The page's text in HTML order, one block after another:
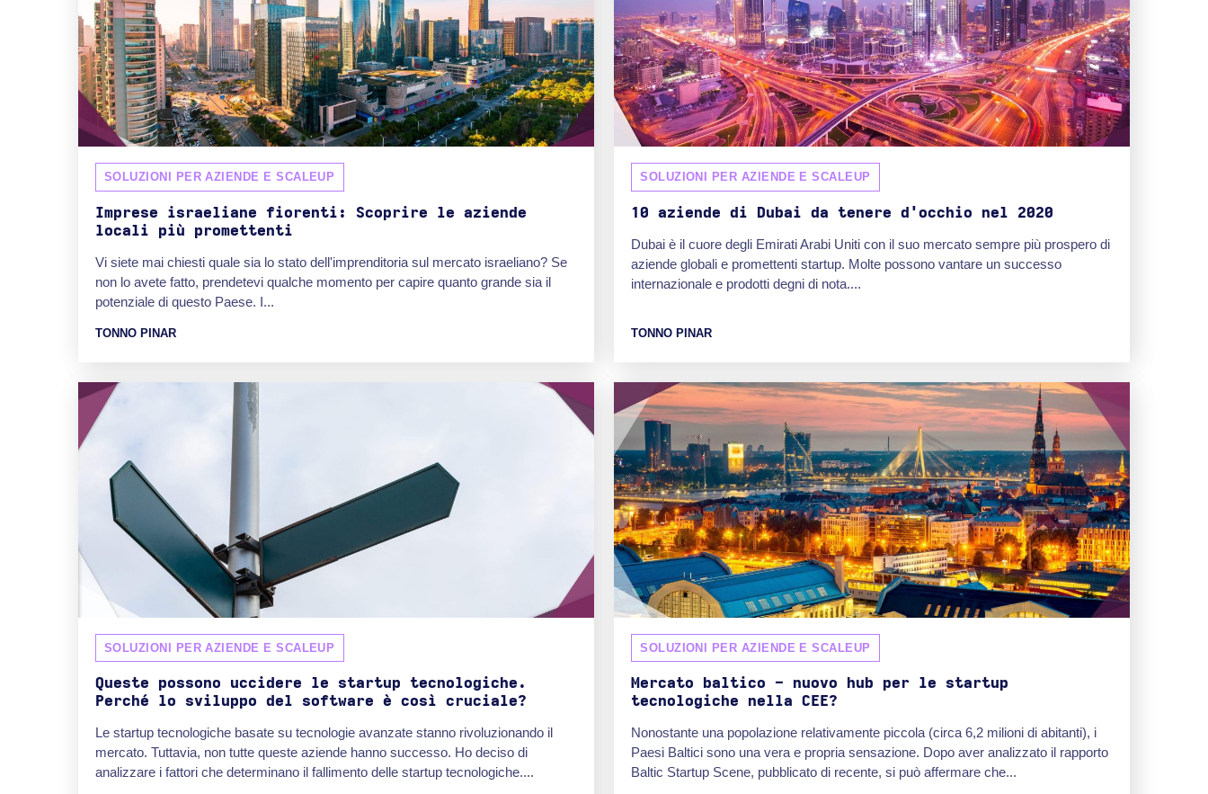
SOLUZIONI PER AZIENDE E SCALEUP
Imprese israeliane fiorenti: Scoprire le aziende
locali più promettenti
Vi siete mai chiesti quale sia lo stato dell'imprenditoria sul mercato israeliano? Se
non lo avete fatto, prendetevi qualche momento per capire quanto grande sia il
potenziale di questo Paese. I...
TONNO PINAR
SOLUZIONI PER AZIENDE E SCALEUP
10 aziende di Dubai da tenere d'occhio nel 2020
Dubai è il cuore degli Emirati Arabi Uniti con il suo mercato sempre più prospero di
aziende globali e promettenti startup. Molte possono vantare un successo
internazionale e prodotti degni di nota....
TONNO PINAR
SOLUZIONI PER AZIENDE E SCALEUP
Queste possono uccidere le startup tecnologiche.
Perché lo sviluppo del software è così cruciale?
Le startup tecnologiche basate su tecnologie avanzate stanno rivoluzionando il
mercato. Tuttavia, non tutte queste aziende hanno successo. Ho deciso di
analizzare i fattori che determinano il fallimento delle startup tecnologiche....
SOLUZIONI PER AZIENDE E SCALEUP
Mercato baltico - nuovo hub per le startup
tecnologiche nella CEE?
Nonostante una popolazione relativamente piccola (circa 6,2 milioni di abitanti), i
Paesi Baltici sono una vera e propria sensazione. Dopo aver analizzato il rapporto
Baltic Startup Scene, pubblicato di recente, si può affermare che...